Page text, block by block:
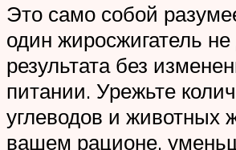
Это само собой
один жиросжигатель
результата без
питании. Урежьте
углеводов и животных
вашем рационе,